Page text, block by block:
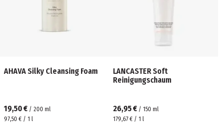
AHAVA Silky Cleansing Foam
19,50 € / 200 ml
97,50 € / 1 l
LANCASTER Soft
Reinigungschaum
26,95 € / 150 ml
179,67 € / 1 l